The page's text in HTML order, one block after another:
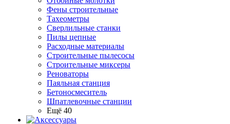
Фены строительные
Тахеометры
Сверлильные станки
Пилы цепные
Расходные материалы
Строительные пылесосы
Строительные миксеры
Реноваторы
Паяльная станция
Бетоносмеситель
Шпатлевочные станции
Ещё 40